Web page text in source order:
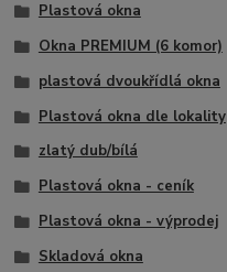
Plastová okna
Okna PREMIUM (6 komor)
plastová dvoukřídlá okna
Plastová okna dle lokality
zlatý dub/bílá
Plastová okna - ceník
Plastová okna - výprodej
Skladová okna